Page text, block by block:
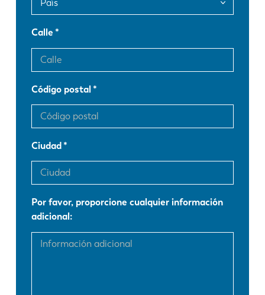
Calle
Código postal
Ciudad
Por favor, proporcione cualquier información
adicional:
EN NL
FR
DE
ES PT-PT
PL SK
KO